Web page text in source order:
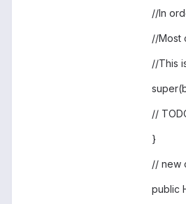
//In
//Most
//This
//
}
// new
public